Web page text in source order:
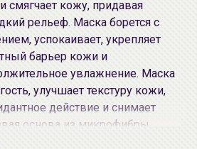
смягчает кожу, придавая
рельеф. Маска борется с
успокаивает, укрепляет
барьер кожи и
увлажнение. Маска
улучшает текстуру кожи,
действие и снимает
основа из микрофибры
сползает, позволяет нежной